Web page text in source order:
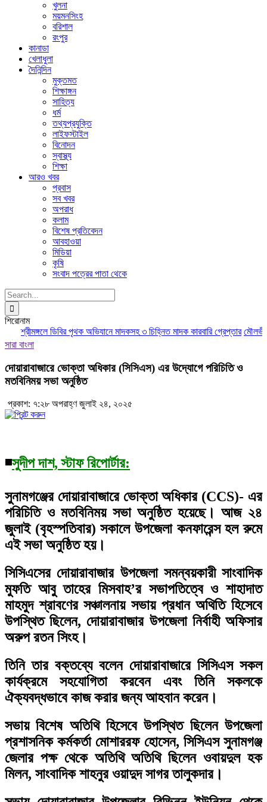
খুলনা
ময়মনসিংহ
বরিশাল
রংপুর
কানাডা
খেলাধুলা
দৈনিন্দিন
মুক্তমত
শিক্ষাঙ্গন
সাহিত্য
ধর্ম
তথ্যপ্রযুক্তি
লাইফস্টাইল
বিনোদন
স্বাস্থ্য
শিক্ষা
আরও খবর
প্রবাস
সব খবর
অপরাধ
কলাম
বিশেষ প্রতিবেদন
আবহাওয়া
মিডিয়া
কৃষি
সংবাদ পত্রের পাতা থেকে
Search
for:
শিরোনাম
শ্রীমঙ্গলে ডিবির পৃথক অভিযানে মাদকসহ ৩ চিহ্নিত মাদক কারবারি গ্রেপ্তার
সারা বাংলা
দোয়ারাবাজারে ভোক্তা অধিকার (সিসিএস) এর উদ্যোগে পরিচিতি ও
মতবিনিময় সভা অনুষ্ঠিত
প্রকাশ: ৭:২৮ অপরাহ্ণ জুলাই ২৪, ২০২৫
◾সুদীপ দাশ, স্টাফ রিপোর্টার:
সুনামগঞ্জের দোয়ারাবাজারে ভোক্তা অধিকার (CCS)- এর
পরিচিতি ও মতবিনিময় সভা অনুষ্ঠিত হয়েছে। আজ ২৪
জুলাই (বৃহস্পতিবার) সকালে উপজেলা কনফারেন্স হল রুমে
এই সভা অনুষ্ঠিত হয়।
সিসিএসের দোয়ারাবাজার উপজেলা সমন্বয়কারী সাংবাদিক
মুফতি আবু তাহের মিসবাহ’র সভাপতিত্বে ও শাহাদাত
মাহমুদ শ্রাবণের সঞ্চালনায় সভায় প্রধান অথিতি হিসেবে
উপস্থিত ছিলেন, দোয়ারাবাজার উপজেলা নির্বাহী অফিসার
অরুপ রতন সিংহ।
তিনি তার বক্তব্যে বলেন দোয়ারাবাজারে সিসিএস সকল
কার্যক্রমে সহযোগিতা করবেন এবং তিনি সকলকে
ঐক্যবদ্ধভাবে কাজ করার জন্য আহবান করেন।
সভায় বিশেষ অতিথি হিসেবে উপস্থিত ছিলেন উপজেলা
প্রশাসনিক কর্মকর্তা মোশাররফ হোসেন, সিসিএস সুনামগঞ্জ
জেলার পক্ষ থেকে অতিথি অতিথি ছিলেন ওবায়দুল হক
মিলন, সাংবাদিক শাহনুর ওয়াদুদ সাগর তালুকদার।